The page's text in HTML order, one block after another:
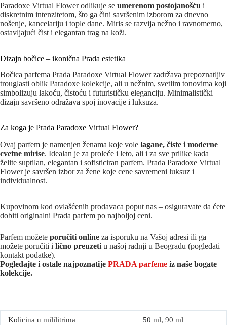
Paradoxe Virtual Flower odlikuje se umerenom postojanošću i
diskretnim intenzitetom, što ga čini savršenim izborom za dnevno
nošenje, kancelariju i tople dane. Miris se razvija nežno i ravnomerno,
ostavljajući čist i elegantan trag na koži.
Dizajn bočice – ikonična Prada estetika
Bočica parfema Prada Paradoxe Virtual Flower zadržava prepoznatljiv
trouglasti oblik Paradoxe kolekcije, ali u nežnim, svetlim tonovima koji
simbolizuju lakoću, čistoću i futurističku eleganciju. Minimalistički
dizajn savršeno odražava spoj inovacije i luksuza.
Za koga je Prada Paradoxe Virtual Flower?
Ovaj parfem je namenjen ženama koje vole lagane, čiste i moderne
cvetne mirise. Idealan je za proleće i leto, ali i za sve prilike kada
želite suptilan, elegantan i sofisticiran parfem. Prada Paradoxe Virtual
Flower je savršen izbor za žene koje cene savremeni luksuz i
individualnost.
Kupovinom kod ovlašćenih prodavaca poput nas – osiguravate da ćete
dobiti originalni Prada parfem po najboljoj ceni.
Parfem možete poručiti online za isporuku na Vašoj adresi ili ga
možete poručiti i lično preuzeti u našoj radnji u Beogradu (pogledati
kontakt podatke).
Pogledajte i ostale najpoznatije PRADA parfeme iz naše bogate
kolekcije.
Kolicina u mililitrima 50 ml, 90 ml